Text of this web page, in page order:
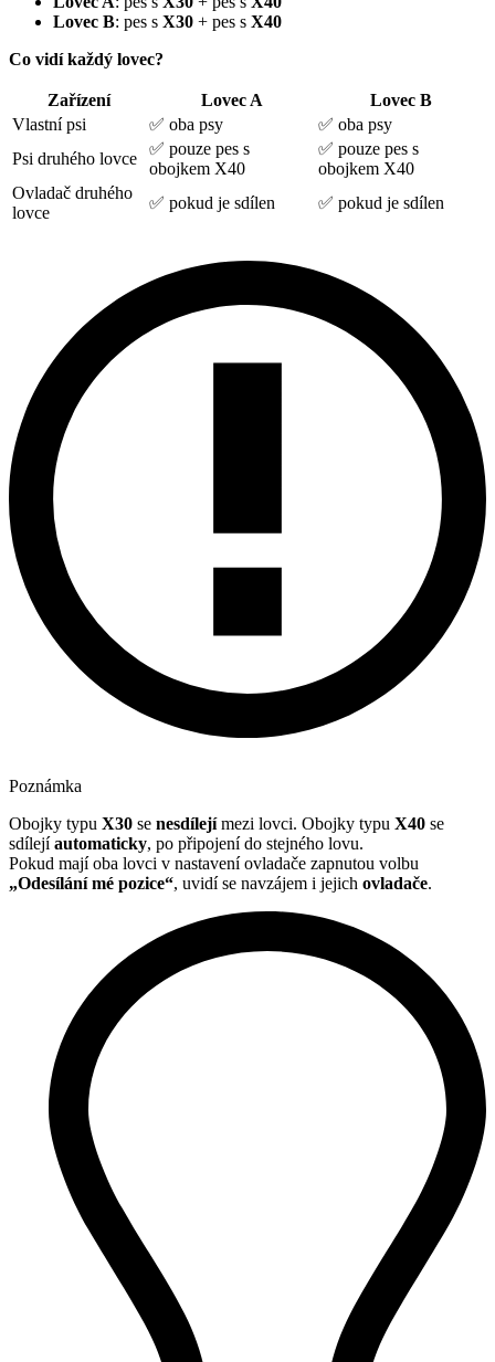
Lovec B: pes s X30 + pes s X40
Co vidí každý lovec?
Zařízení Lovec A
Lovec B
Vlastní psi
✅ oba psy
✅ oba psy
Psi druhého lovce
✅ pouze pes s
obojkem X40
✅ pouze pes s
obojkem X40
Ovladač druhého
lovce
✅ pokud je sdílen ✅ pokud je sdílen
Poznámka
Obojky typu X30 se nesdílejímezi lovci. Obojky typu X40 se
sdílejíautomaticky, po připojení do stejného lovu.
Pokud mají oba lovci v nastavení ovladače zapnutou volbu
„Odesílání mé pozice“, uvidí se navzájem i jejich ovladače.